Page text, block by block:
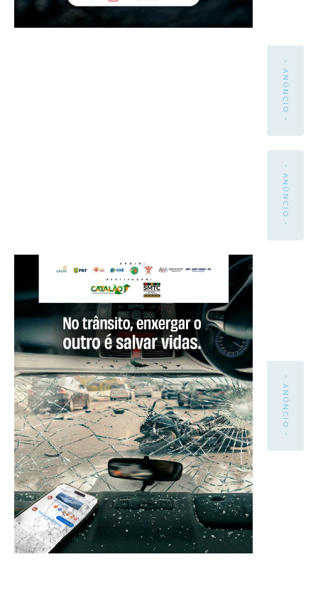
- ANÚNCIO -
- ANÚNCIO -
- ANÚNCIO -